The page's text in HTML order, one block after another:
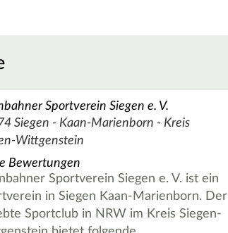
Sportverein Siegen e. V.
Siegen - Kaan-Marienborn - Kreis
Wittgenstein
Bewertungen
Sportverein Siegen e. V. ist ein
in Siegen Kaan-Marienborn. Der
Sportclub in NRW im Kreis Siegen-